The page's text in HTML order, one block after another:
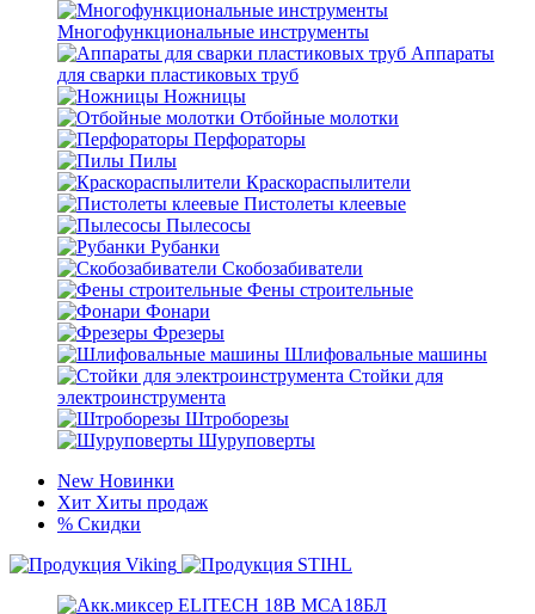
Многофункциональные инструменты
Аппараты
для сварки пластиковых труб
Ножницы
Отбойные молотки
Перфораторы
Пилы
Краскораспылители
Пистолеты клеевые
Пылесосы
Рубанки
Скобозабиватели
Фены строительные
Фонари
Фрезеры
Шлифовальные машины
Стойки для
электроинструмента
Штроборезы
Шуруповерты
New Новинки
Хит Хиты продаж
% Скидки